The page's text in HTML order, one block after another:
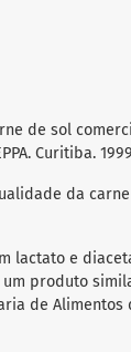
de sol
Curitiba.
da
lactato e
produto
de